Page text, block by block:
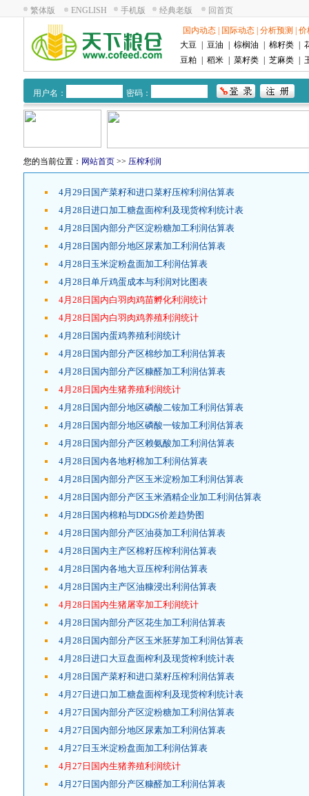
繁体版 ENGLISH 手机版 经典老版 回首页
国内动态 国际动态 分析预测
价
大豆
豆油 棕榈油 棉籽类
豆粕
稻米 菜籽类 芝麻类
用户名： 密码：
您的当前位置： 网站首页 >> 压榨利润
4月29日国产菜籽和进口菜籽压榨利润估算表
4月28日进口加工糖盘面榨利及现货榨利统计表
4月28日国内部分产区淀粉糖加工利润估算表
4月28日国内部分地区尿素加工利润估算表
4月28日玉米淀粉盘面加工利润估算表
4月28日单斤鸡蛋成本与利润对比图表
4月28日国内白羽肉鸡苗孵化利润统计
4月28日国内白羽肉鸡养殖利润统计
4月28日国内蛋鸡养殖利润统计
4月28日国内部分产区棉纱加工利润估算表
4月28日国内部分产区糠醛加工利润估算表
4月28日国内生猪养殖利润统计
4月28日国内部分地区磷酸二铵加工利润估算表
4月28日国内部分地区磷酸一铵加工利润估算表
4月28日国内部分产区赖氨酸加工利润估算表
4月28日国内各地籽棉加工利润估算表
4月28日国内部分产区玉米淀粉加工利润估算表
4月28日国内部分产区玉米酒精企业加工利润估算表
4月28日国内棉粕与DDGS价差趋势图
4月28日国内部分产区油葵加工利润估算表
4月28日国内主产区棉籽压榨利润估算表
4月28日国内各地大豆压榨利润估算表
4月28日国内主产区油糠浸出利润估算表
4月28日国内生猪屠宰加工利润统计
4月28日国内部分产区花生加工利润估算表
4月28日国内部分产区玉米胚芽加工利润估算表
4月28日进口大豆盘面榨利及现货榨利统计表
4月28日国产菜籽和进口菜籽压榨利润估算表
4月27日进口加工糖盘面榨利及现货榨利统计表
4月27日国内部分产区淀粉糖加工利润估算表
4月27日国内部分地区尿素加工利润估算表
4月27日玉米淀粉盘面加工利润估算表
4月27日国内生猪养殖利润统计
4月27日国内部分产区糠醛加工利润估算表